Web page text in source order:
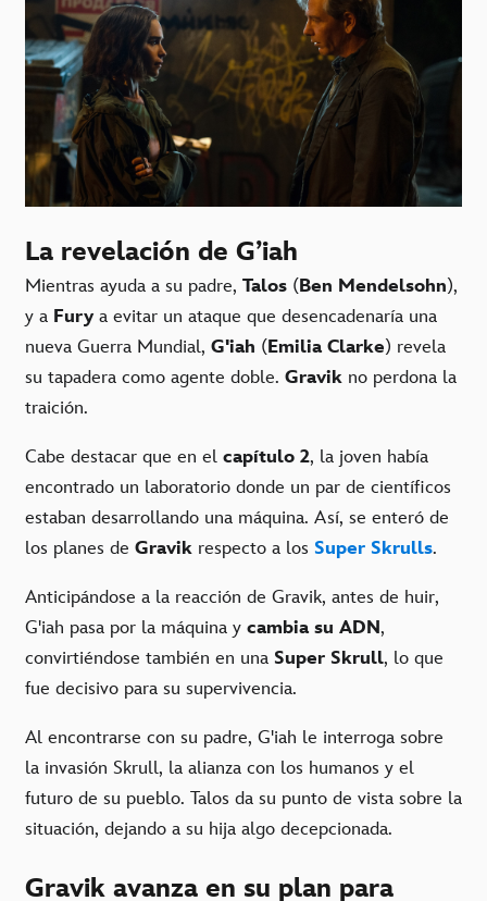
La revelación de G’iah
Mientras ayuda a su padre, Talos (Ben Mendelsohn),
y a Fury a evitar un ataque que desencadenaría una
nueva Guerra Mundial, G'iah (Emilia Clarke) revela
su tapadera como agente doble. Gravik no perdona la
traición.
Cabe destacar que en el capítulo 2, la joven había
encontrado un laboratorio donde un par de científicos
estaban desarrollando una máquina. Así, se enteró de
los planes de Gravik respecto a los Super Skrulls.
Anticipándose a la reacción de Gravik, antes de huir,
G'iah pasa por la máquina y cambia su ADN,
convirtiéndose también en una Super Skrull, lo que
fue decisivo para su supervivencia.
Al encontrarse con su padre, G'iah le interroga sobre
la invasión Skrull, la alianza con los humanos y el
futuro de su pueblo. Talos da su punto de vista sobre la
situación, dejando a su hija algo decepcionada.
Gravik avanza en su plan para